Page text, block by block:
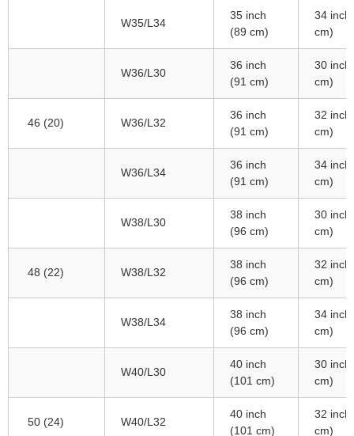
W35/L34
35 inch
(89 cm)
34 inch
cm)
W36/L30
36 inch
(91 cm)
30 inch
cm)
46 (20) W36/L32
36 inch
(91 cm)
32 inch
cm)
W36/L34
36 inch
(91 cm)
34 inch
cm)
W38/L30
38 inch
(96 cm)
30 inch
cm)
48 (22) W38/L32
38 inch
(96 cm)
32 inch
cm)
W38/L34
38 inch
(96 cm)
34 inch
cm)
W40/L30
40 inch
(101 cm)
30 inch
cm)
50 (24) W40/L32
40 inch
(101 cm)
32 inch
cm)